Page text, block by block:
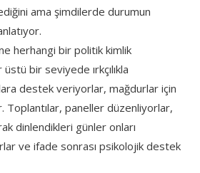
ama şimdilerde durumun
herhangi bir politik kimlik
bir seviyede ırkçılıkla
destek veriyorlar, mağdurlar için
Toplantılar, paneller düzenliyorlar,
dinlendikleri günler onları
ve ifade sonrası psikolojik destek